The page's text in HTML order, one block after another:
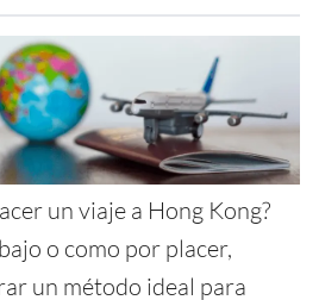
un viaje a Hong Kong?
o como por placer,
un método ideal para